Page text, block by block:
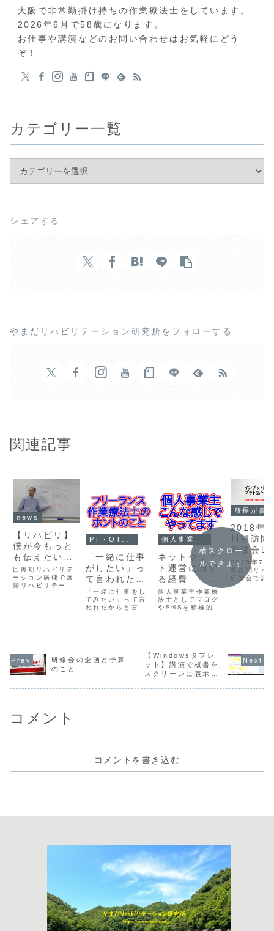
大阪で非常勤掛け持ちの作業療法士をしています。
2026年6月で58歳になります。
お仕事や講演などのお問い合わせはお気軽にどう
ぞ！
カテゴリー一覧
シェアする
やまだリハビリテーション研究所をフォローする
関連記事
news
【リハビリ】
僕が今もっと
も伝えたい・
話したいこと
(2017年8
月 記)
回復期リハビリテ
ーション病棟で展
開リハビリテーシ
考えないといけな
「一緒に仕事
がしたい」っ
て言われた
よ、どーす
る？
「一緒に仕事をし
てみたい」って言
われたからと言っ
ネットやサイ
ト運営に関す
る経費 個
人事業主作業
療法士
個人事業主作業療
法士としてブログ
やSNSを積極的に
2018年7
川県訪
研修会レ
ト イン
ト脳から
トプット
2018年7月
県訪問リハ
研修会で講
ていただき
横スクロー
ルできます
研修会の企画と予算
のこと
【Windowsタブレ
ット】講演で板書を
スクリーンに表示で
コメント
コメントを書き込む